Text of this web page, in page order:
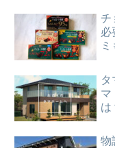
チ
必
ミ
タ
マ
は
物